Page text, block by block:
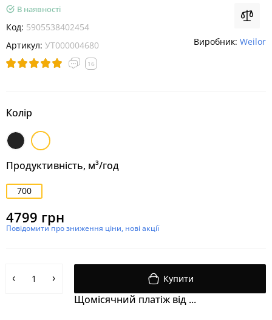
В наявності
Код: 5905538402454
Артикул: УТ000004680
16
Виробник: Weilor
Колір
ЧорнийБілий
Продуктивність, м³/год
700
4799 грн
Повідомити про зниження ціни, нові акції
Купити
Щомісячний платіж від ...